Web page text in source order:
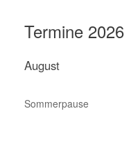
Termine 2026
August
Sommerpause